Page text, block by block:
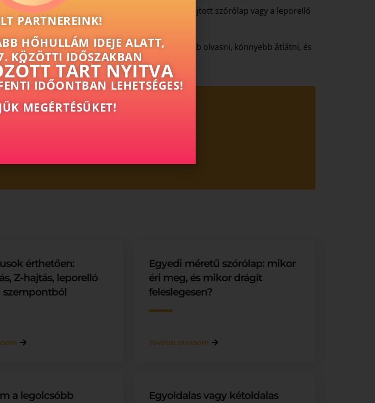
egylapos forma. Ha a tartalom tagolást kér, a hajtott szórólap vagy a leporelló
szerkezetének része. Ilyenkor könnyebb olvasni, könnyebb átlátni, és
leginkább megfelelő nyomdai megoldásokat.
érthetően:
Z-hajtás, leporelló
szempontból
Egyedi méretű szórólap: mikor
éri meg, és mikor drágít
feleslegesen?
Tovább olvasom
a legolcsóbb
Egyoldalas vagy kétoldalas
PARTNEREINK!
HŐHULLÁM IDEJE ALATT,
KÖZÖTTI IDŐSZAKBAN
TART NYITVA
IDŐONTBAN LEHETSÉGES!
MEGÉRTÉSÜKET!